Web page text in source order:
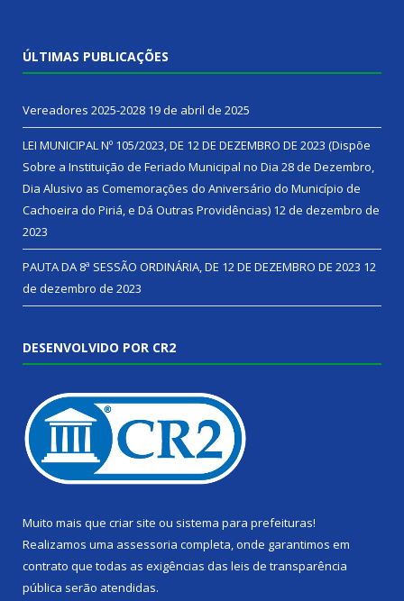
ÚLTIMAS PUBLICAÇÕES
Vereadores 2025-2028 19 de abril de 2025
LEI MUNICIPAL Nº 105/2023, DE 12 DE DEZEMBRO DE 2023 (Dispõe
Sobre a Instituição de Feriado Municipal no Dia 28 de Dezembro,
Dia Alusivo as Comemorações do Aniversário do Município de
Cachoeira do Piriá, e Dá Outras Providências) 12 de dezembro de
2023
PAUTA DA 8ª SESSÃO ORDINÁRIA, DE 12 DE DEZEMBRO DE 2023 12
de dezembro de 2023
DESENVOLVIDO POR CR2
Muito mais que criar site ou sistema para prefeituras!
Realizamos uma assessoria completa, onde garantimos em
contrato que todas as exigências das leis de transparência
pública serão atendidas.